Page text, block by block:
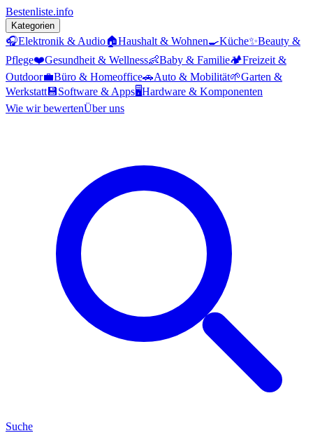
Bestenliste.info
Kategorien
🎧Elektronik & Audio🏠Haushalt & Wohnen🍳Küche✨Beauty &
Pflege❤️Gesundheit & Wellness👶Baby & Familie🏕️Freizeit &
Outdoor💼Büro & Homeoffice🚗Auto & Mobilität🌱Garten &
Werkstatt 💾Software & Apps🖥️Hardware & Komponenten
Wie wir bewertenÜber uns
Suche